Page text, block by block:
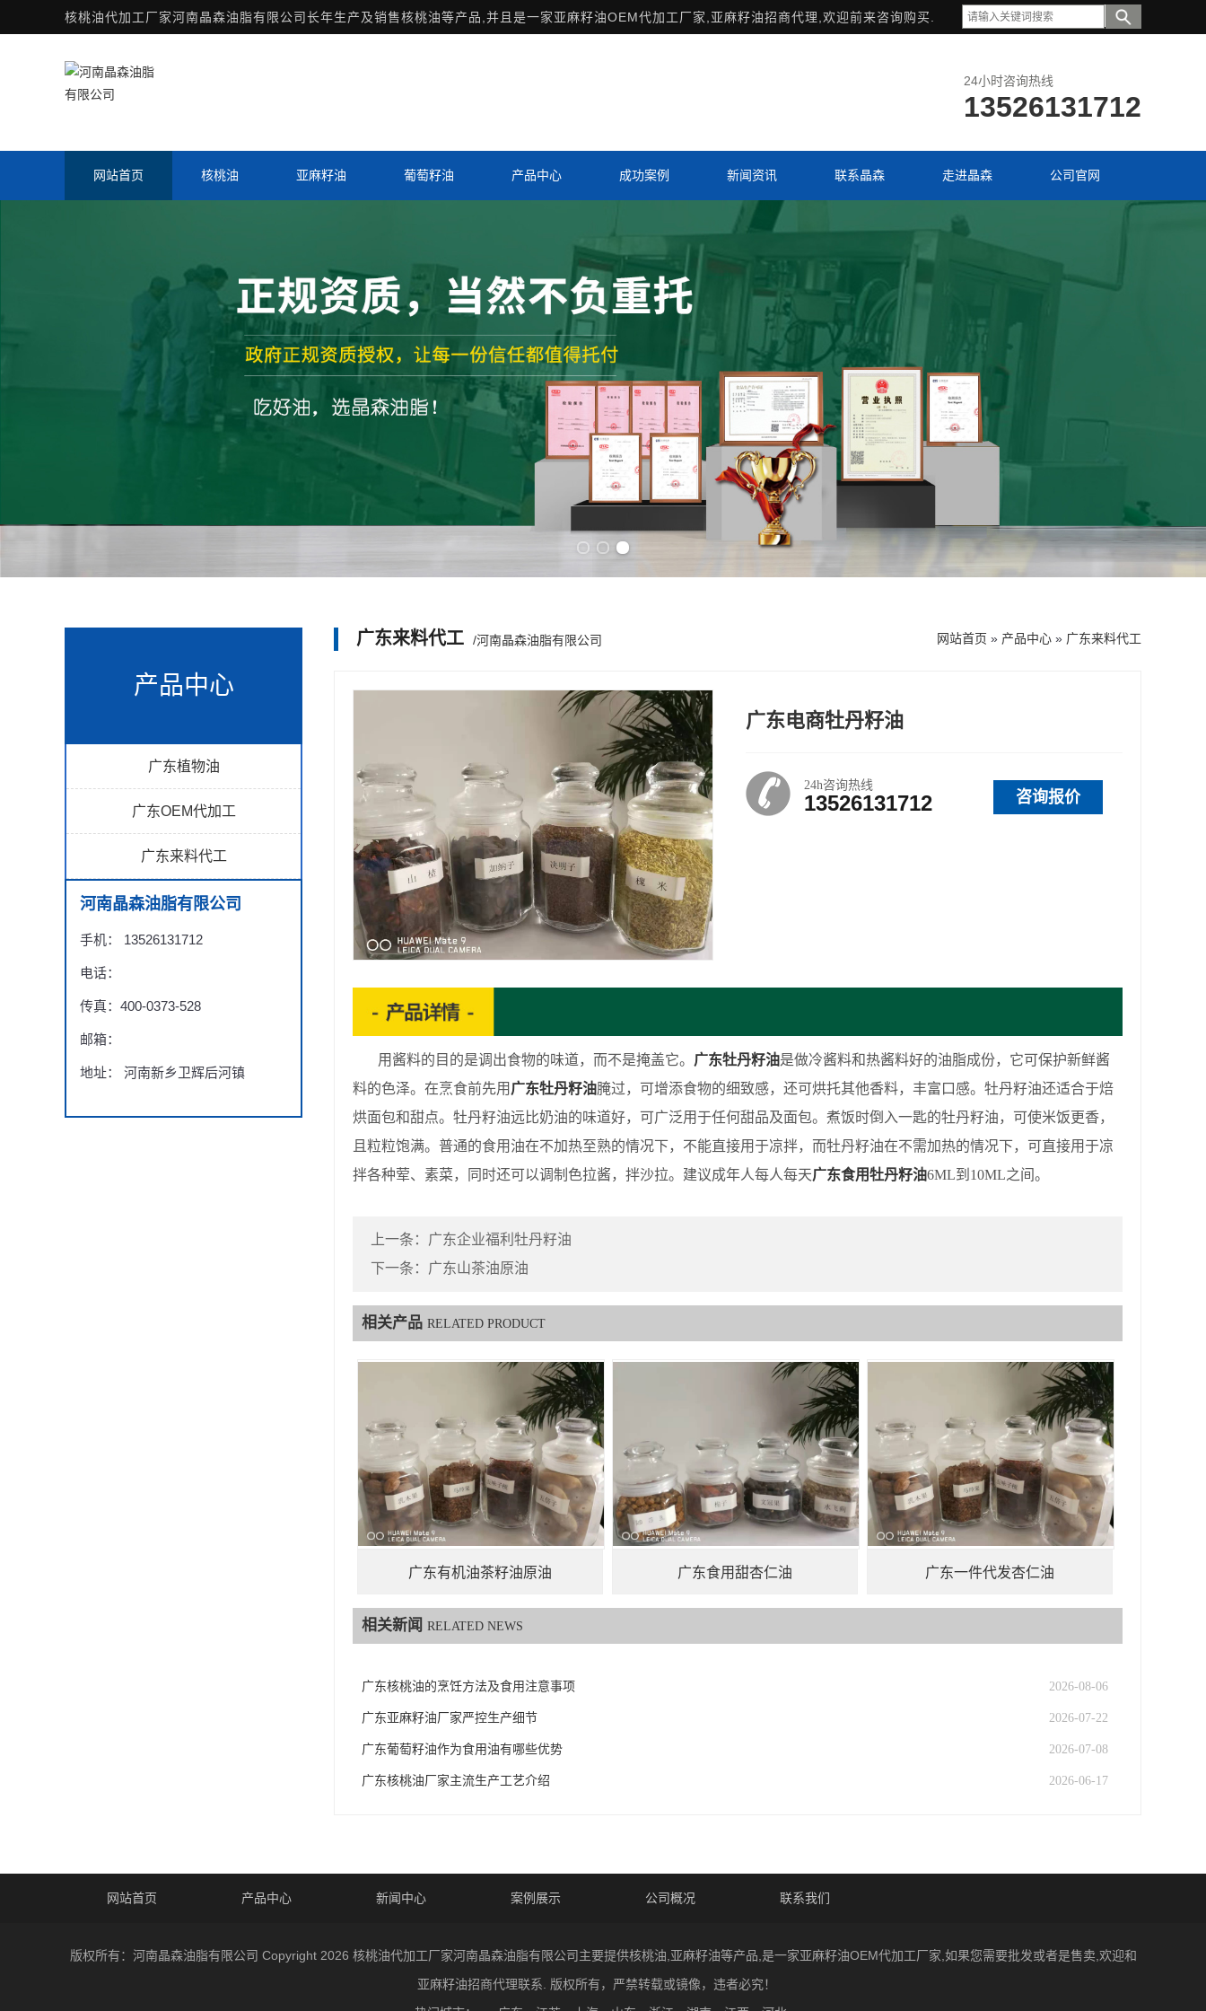
核桃油代加工厂家河南晶森油脂有限公司长年生产及销售核桃油等产品,并且是一家亚麻籽油OEM代加工厂家,亚麻籽油招商代理,欢迎前来咨询购买.
24小时咨询热线
13526131712
网站首页 核桃油 亚麻籽油 葡萄籽油 产品中心 成功案例 新闻资讯 联系晶森 走进晶森 公司官网
产品中心
广东植物油
广东OEM代加工
广东来料代工
河南晶森油脂有限公司
手机： 13526131712
电话：
传真：400-0373-528
邮箱：
地址： 河南新乡卫辉后河镇
广东来料代工 /河南晶森油脂有限公司 网站首页 » 产品中心 » 广东来料代工
广东电商牡丹籽油
咨询报价
24h咨询热线
13526131712
用酱料的目的是调出食物的味道，而不是掩盖它。 广东牡丹籽油是做冷酱料和热酱料好的油脂成份，它可保护新鲜酱
料的色泽。在烹食前先用 广东牡丹籽油腌过，可增添食物的细致感，还可烘托其他香料，丰富口感。牡丹籽油还适合于焙
烘面包和甜点。牡丹籽油远比奶油的味道好，可广泛用于任何甜品及面包。煮饭时倒入一匙的牡丹籽油，可使米饭更香，
且粒粒饱满。普通的食用油在不加热至熟的情况下，不能直接用于凉拌，而牡丹籽油在不需加热的情况下，可直接用于凉
拌各种荤、素菜，同时还可以调制色拉酱，拌沙拉。建议成年人每人每天广东食用牡丹籽油6ML到10ML之间。
上一条： 广东企业福利牡丹籽油
下一条： 广东山茶油原油
相关产品 RELATED PRODUCT
广东有机油茶籽油原油 广东食用甜杏仁油 广东一件代发杏仁油
相关新闻 RELATED NEWS
广东核桃油的烹饪方法及食用注意事项 2026-08-06
广东亚麻籽油厂家严控生产细节 2026-07-22
广东葡萄籽油作为食用油有哪些优势 2026-07-08
广东核桃油厂家主流生产工艺介绍 2026-06-17
网站首页 产品中心 新闻中心 案例展示 公司概况 联系我们
版权所有：河南晶森油脂有限公司 Copyright 2026 核桃油代加工厂家河南晶森油脂有限公司主要提供核桃油,亚麻籽油等产品,是一家亚麻籽油OEM代加工厂家,如果您需要批发或者是售卖,欢迎和
亚麻籽油招商代理联系. 版权所有，严禁转载或镜像，违者必究！